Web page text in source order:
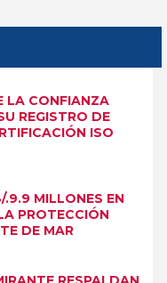
LA CONFIANZA
REGISTRO DE
ISO
.9.9 MILLONES EN
PROTECCIÓN
DE MAR